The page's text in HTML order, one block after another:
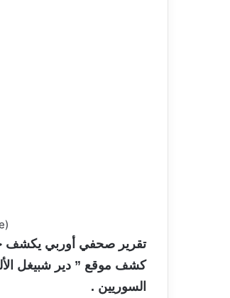
(adsbygoogle = window.adsbygoogle || []).push({});
تقرير صحفي أوربي يكشف
السوريين .